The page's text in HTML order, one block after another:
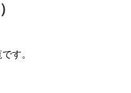
す。